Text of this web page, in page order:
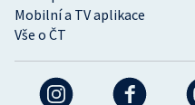
Mobilní a TV aplikace
Vše o ČT